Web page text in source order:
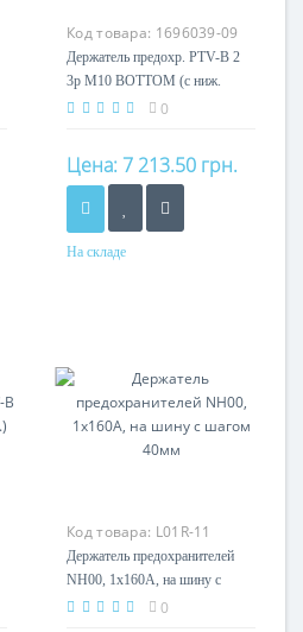
Код товара: 1696039-09
Держатель предохр. PTV-B 2
3p M10 BOTTOM (с ниж.
подкл.)
0
Цена: 7 213.50 грн.
На складе
Код товара: L01R-11
Держатель предохранителей
NH00, 1x160А, на шину с
шагом 40мм
0